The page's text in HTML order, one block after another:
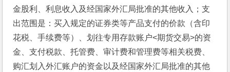
金股利、利息收入及经国家外汇局批准的其他收入；支
出范围是：买入规定的证券类等产品支付的价款（含印
花税、手续费等）、划往专用存款账户<期货交易>的资
金、支付税款、托管费、审计费和管理费等相关税费、
购汇划入外汇账户的资金以及经国家外汇局批准的其他